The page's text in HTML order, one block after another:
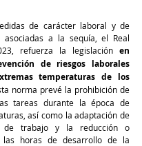
de carácter laboral y de
asociadas a la sequía, el Real
refuerza la legislación en
de riesgos laborales
temperaturas de los
norma prevé la prohibición de
tareas durante la época de
así como la adaptación de
de trabajo y la reducción o
las horas de desarrollo de la